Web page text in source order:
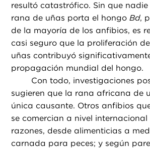
resultó catastrófico. Sin que
rana de uñas porta el hongoBd,
de la mayoría de los anfibios, es
casi seguro que la proliferación
uñas contribuyó
propagación mundial del hongo.
Con todo, investigaciones
sugieren que la rana africana de
única causante. Otros anfibios
se comercian a nivel
razones, desde alimenticias a
carnada para peces; y según